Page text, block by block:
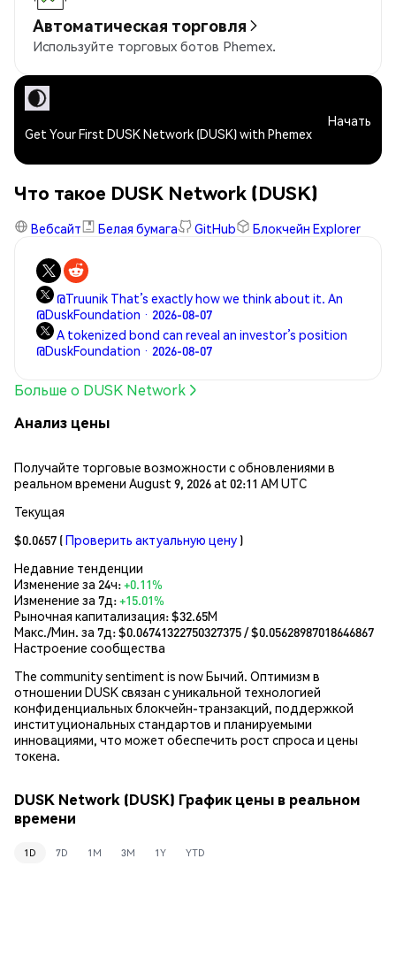
Автоматическая торговля
Используйте торговых ботов Phemex.
Get Your First DUSK Network (DUSK) with Phemex
Начать
Что такое DUSK Network (DUSK)
Вебсайт Белая бумага GitHub Блокчейн Explorer
@Truunik That’s exactly how we think about it. An
@DuskFoundation · 2026-08-07
A tokenized bond can reveal an investor’s position
@DuskFoundation · 2026-08-07
Больше о DUSK Network
Анализ цены
Получайте торговые возможности с обновлениями в
реальном времени August 9, 2026 at 02:11 AM UTC
Текущая
$0.0657 (Проверить актуальную цену )
Недавние тенденции
Изменение за 24ч:+0.11%
Изменение за 7д:+15.01%
Рыночная капитализация:$32.65M
Макс./Мин. за 7д: $0.06741322750327375/ $0.05628987018646867
Настроение сообщества
The community sentiment is now Бычий. Оптимизм в
отношении DUSK связан с уникальной технологией
конфиденциальных блокчейн-транзакций, поддержкой
институциональных стандартов и планируемыми
инновациями, что может обеспечить рост спроса и цены
токена.
DUSK Network (DUSK) График цены в реальном
времени
1D 7D 1M 3M 1Y YTD